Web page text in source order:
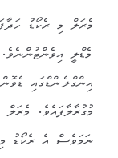
މެޑްލީ
އިންގްލެންޑްގައި
މުގުރާލާފައެވެ.
ނަމަވެސް އެ ރެކޯޑު